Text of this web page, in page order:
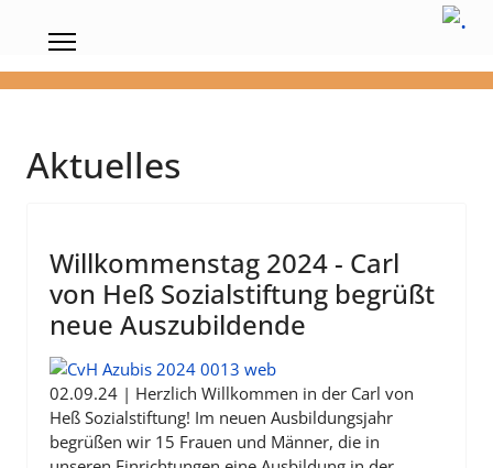
Aktuelles
Willkommenstag 2024 - Carl
von Heß Sozialstiftung begrüßt
neue Auszubildende
02.09.24 | Herzlich Willkommen in der Carl von
Heß Sozialstiftung! Im neuen Ausbildungsjahr
begrüßen wir 15 Frauen und Männer, die in